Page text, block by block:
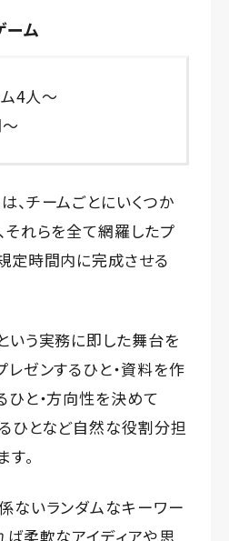
ーム
4人～
、チームごとにいくつか
それらを全て網羅したプ
定時間内に完成させる
いう実務に即した舞台を
レゼンするひと・資料を作
ひと・方向性を決めて
ひとなど自然な役割分担
。
ないランダムなキーワー
ば柔軟なアイディアや思